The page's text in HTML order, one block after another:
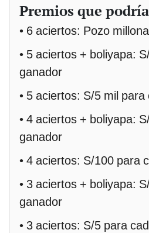
Premios que
• 6 aciertos: Pozo
• 5 aciertos + boliyapa:
ganador
• 5 aciertos: S/5 mil
• 4 aciertos + boliyapa:
ganador
• 4 aciertos: S/100 para
• 3 aciertos + boliyapa:
ganador
• 3 aciertos: S/5 para